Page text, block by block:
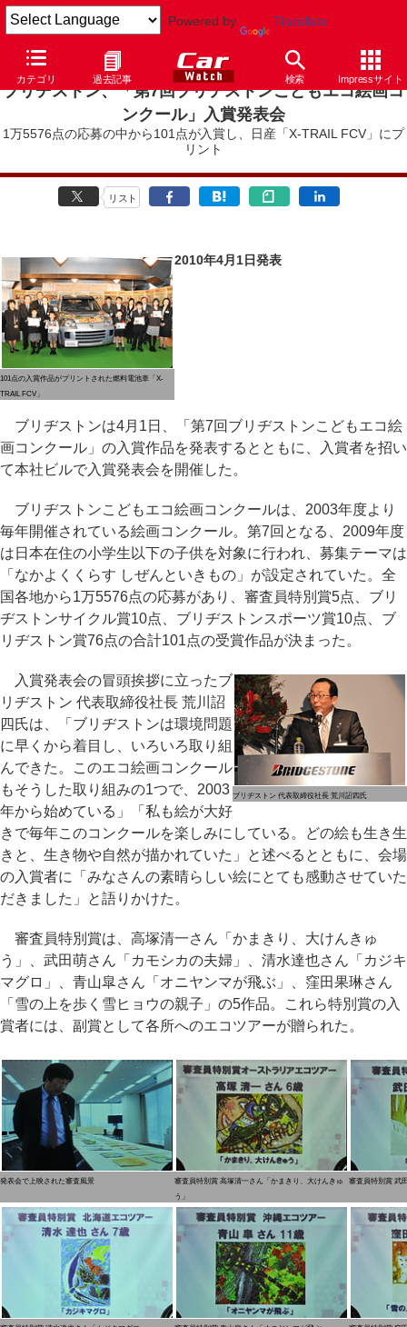
Powered by Translate
カテゴリ 過去記事 検索 Impressサイト
ブリヂストン、「第7回ブリヂストンこどもエコ絵画コ
ンクール」入賞発表会
1万5576点の応募の中から101点が入賞し、日産「X-TRAIL FCV」にプ
リント
リスト
101点の入賞作品がプリントされた燃料電池車「X-
TRAIL FCV」
2010年4月1日発表
ブリヂストンは4月1日、「第7回ブリヂストンこどもエコ絵
画コンクール」の入賞作品を発表するとともに、入賞者を招い
て本社ビルで入賞発表会を開催した。
ブリヂストンこどもエコ絵画コンクールは、2003年度より
毎年開催されている絵画コンクール。第7回となる、2009年度
は日本在住の小学生以下の子供を対象に行われ、募集テーマは
「なかよくくらす しぜんといきもの」が設定されていた。全
国各地から1万5576点の応募があり、審査員特別賞5点、ブリ
ヂストンサイクル賞10点、ブリヂストンスポーツ賞10点、ブ
リヂストン賞76点の合計101点の受賞作品が決まった。
ブリヂストン 代表取締役社長 荒川詔四氏
入賞発表会の冒頭挨拶に立ったブ
リヂストン 代表取締役社長 荒川詔
四氏は、「ブリヂストンは環境問題
に早くから着目し、いろいろ取り組
んできた。このエコ絵画コンクール
もそうした取り組みの1つで、2003
年から始めている」「私も絵が大好
きで毎年このコンクールを楽しみにしている。どの絵も生き生
きと、生き物や自然が描かれていた」と述べるとともに、会場
の入賞者に「みなさんの素晴らしい絵にとても感動させていた
だきました」と語りかけた。
審査員特別賞は、高塚清一さん「かまきり、大けんきゅ
う」、武田萌さん「カモシカの夫婦」、清水達也さん「カジキ
マグロ」、青山皐さん「オニヤンマが飛ぶ」、窪田果琳さん
「雪の上を歩く雪ヒョウの親子」の5作品。これら特別賞の入
賞者には、副賞として各所へのエコツアーが贈られた。
発表会で上映された審査風景
審査員特別賞 高塚清一さん「かまきり、大けんきゅ
う」
審査員特別賞 武